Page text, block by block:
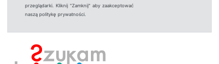
przeglądarki. Kliknij "Zamknij" aby zaakceptować
naszą politykę prywatności.